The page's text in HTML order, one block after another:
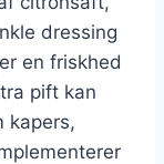
dressing
en friskhed
pift kan
kapers,